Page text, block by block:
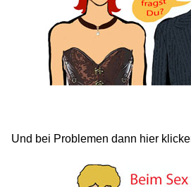
Und bei Problemen dann hier